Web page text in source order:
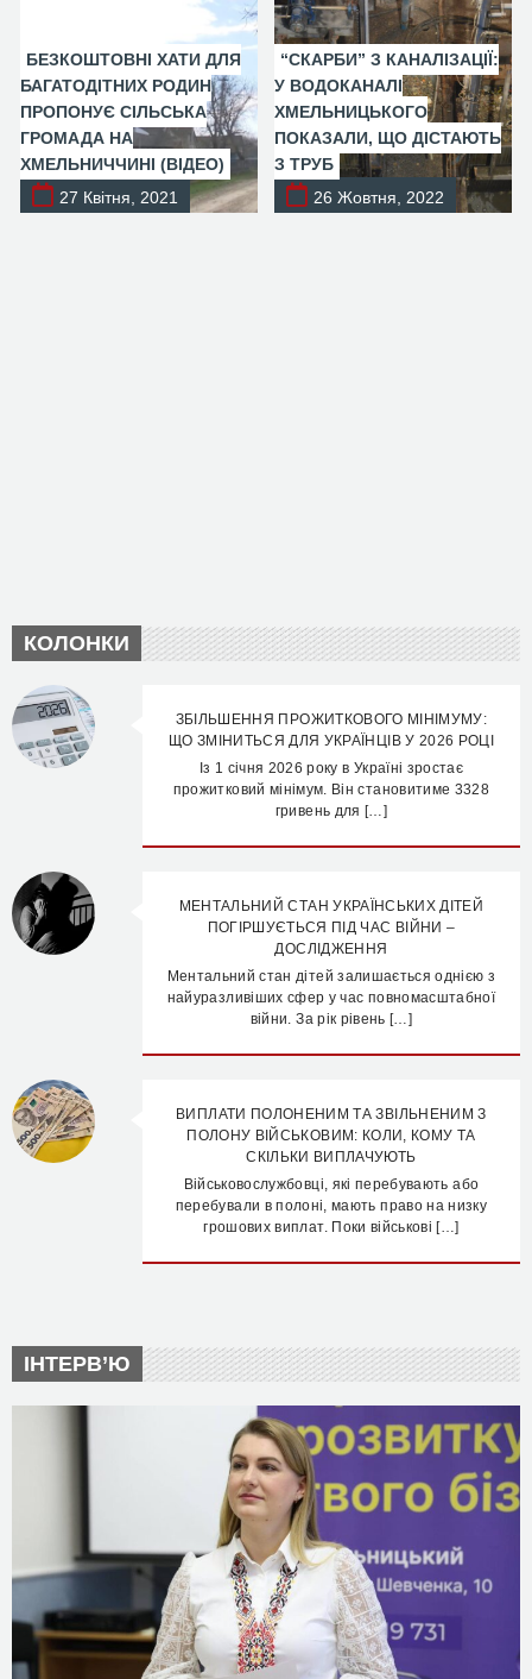
БЕЗКОШТОВНІ ХАТИ ДЛЯ
БАГАТОДІТНИХ РОДИН
ПРОПОНУЄ СІЛЬСЬКА
ГРОМАДА НА
ХМЕЛЬНИЧЧИНІ (ВІДЕО)
27 Квітня, 2021
“СКАРБИ” З КАНАЛІЗАЦІЇ:
У ВОДОКАНАЛІ
ХМЕЛЬНИЦЬКОГО
ПОКАЗАЛИ, ЩО ДІСТАЮТЬ
З ТРУБ
26 Жовтня, 2022
КОЛОНКИ
ЗБІЛЬШЕННЯ ПРОЖИТКОВОГО МІНІМУМУ:
ЩО ЗМІНИТЬСЯ ДЛЯ УКРАЇНЦІВ У 2026 РОЦІ
Із 1 січня 2026 року в Україні зростає
прожитковий мінімум. Він становитиме 3328
гривень для […]
МЕНТАЛЬНИЙ СТАН УКРАЇНСЬКИХ ДІТЕЙ
ПОГІРШУЄТЬСЯ ПІД ЧАС ВІЙНИ –
ДОСЛІДЖЕННЯ
Ментальний стан дітей залишається однією з
найуразливіших сфер у час повномасштабної
війни. За рік рівень […]
ВИПЛАТИ ПОЛОНЕНИМ ТА ЗВІЛЬНЕНИМ З
ПОЛОНУ ВІЙСЬКОВИМ: КОЛИ, КОМУ ТА
СКІЛЬКИ ВИПЛАЧУЮТЬ
Військовослужбовці, які перебувають або
перебували в полоні, мають право на низку
грошових виплат. Поки військові […]
ІНТЕРВ’Ю